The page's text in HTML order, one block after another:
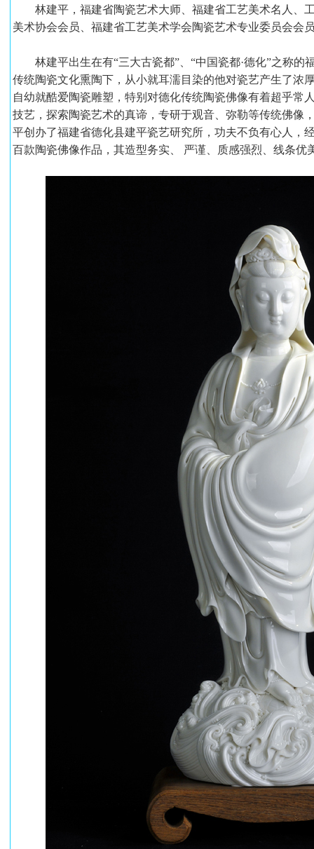
林建平，福建省陶瓷艺术大师、福建省工艺美术名人、
美术协会会员、福建省工艺美术学会陶瓷艺术专业委员会会
林建平出生在有“三大古瓷都”、“中国瓷都·德化”之称的
传统陶瓷文化熏陶下，从小就耳濡目染的他对瓷艺产生了浓
自幼就酷爱陶瓷雕塑，特别对德化传统陶瓷佛像有着超乎常
技艺，探索陶瓷艺术的真谛，专研于观音、弥勒等传统佛像
平创办了福建省德化县建平瓷艺研究所，功夫不负有心人，
百款陶瓷佛像作品，其造型务实、 严谨、质感强烈、线条优